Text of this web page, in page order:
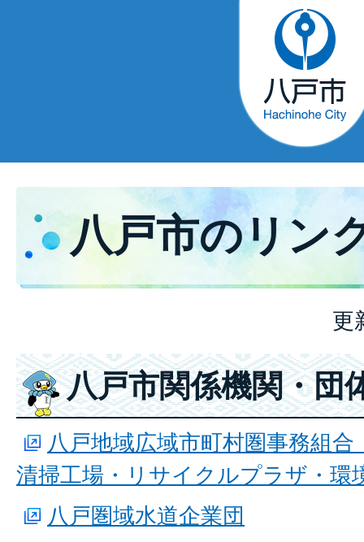
八戸市のリン
更
八戸市関係機関・団
八戸地域広域市町村圏事務組
清掃工場・リサイクルプラザ・環
八戸圏域水道企業団